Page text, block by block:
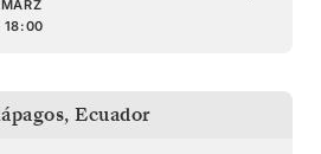
18:00
, Ecuador